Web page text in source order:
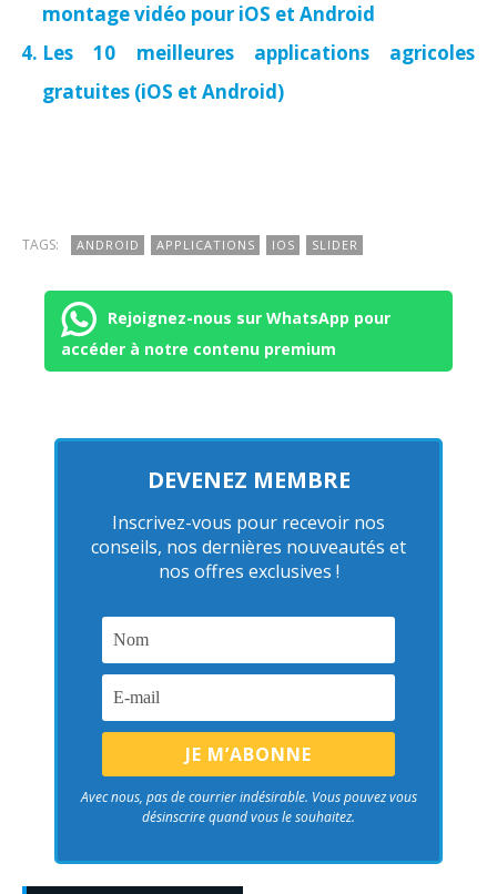
montage vidéo pour iOS et Android
Les 10 meilleures applications agricoles
gratuites (iOS et Android)
TAGS: ANDROID APPLICATIONS IOS SLIDER
Rejoignez-nous sur WhatsApp pour
accéder à notre contenu premium
DEVENEZ MEMBRE
Inscrivez-vous pour recevoir nos
conseils, nos dernières nouveautés et
nos offres exclusives !
Avec nous, pas de courrier indésirable. Vous pouvez vous
désinscrire quand vous le souhaitez.